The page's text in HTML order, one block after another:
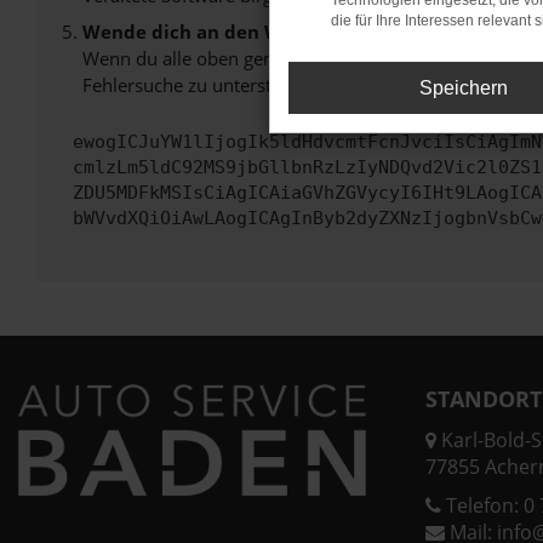
Wende dich an den Webseitenbetreiber.
Wenn du alle oben genannten Schritte versucht hast,
Fehlersuche zu unterstützen:
Karl-Bold-
77855
Telefon: 0
Mail:
die für Ihre Interessen relevant
Speichern